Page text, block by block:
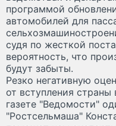
программой
автомобилей для
судя по жесткой
вероятность, что
будут забыты.
Резко негативную
от вступления
газете "Ведомости"
"Ростсельмаша"